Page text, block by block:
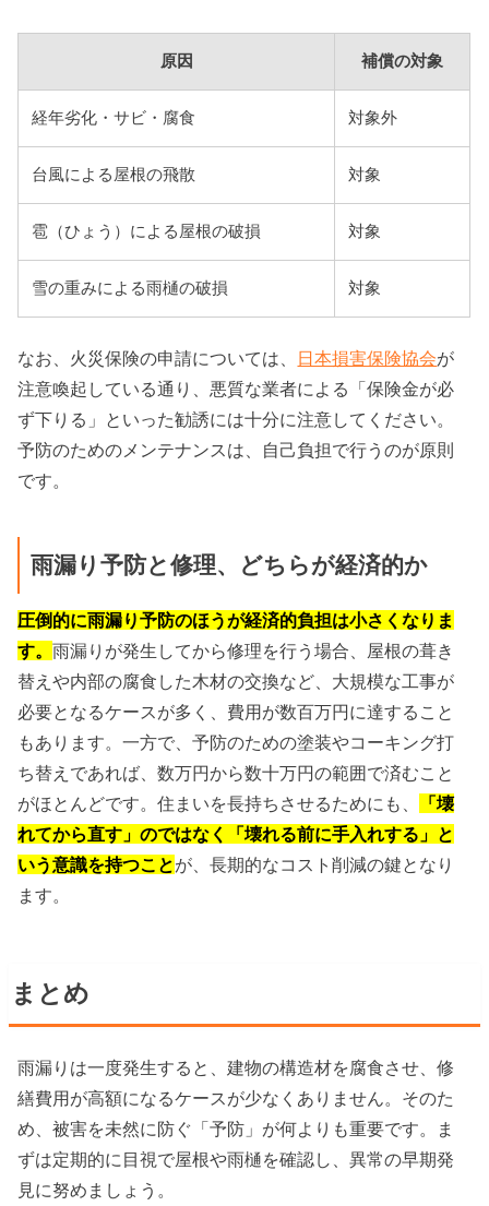
原因 補償の対象
経年劣化・サビ・腐食 対象外
台風による屋根の飛散 対象
雹（ひょう）による屋根の破損 対象
雪の重みによる雨樋の破損 対象
なお、火災保険の申請については、 日本損害保険協会が
注意喚起している通り、悪質な業者による「保険金が必
ず下りる」といった勧誘には十分に注意してください。
予防のためのメンテナンスは、自己負担で行うのが原則
です。
雨漏り予防と修理、どちらが経済的か
圧倒的に雨漏り予防のほうが経済的負担は小さくなりま
す。雨漏りが発生してから修理を行う場合、屋根の葺き
替えや内部の腐食した木材の交換など、大規模な工事が
必要となるケースが多く、費用が数百万円に達すること
もあります。一方で、予防のための塗装やコーキング打
ち替えであれば、数万円から数十万円の範囲で済むこと
がほとんどです。住まいを長持ちさせるためにも、
「壊
れてから直す」のではなく「壊れる前に手入れする」と
いう意識を持つことが、長期的なコスト削減の鍵となり
ます。
まとめ
雨漏りは一度発生すると、建物の構造材を腐食させ、修
繕費用が高額になるケースが少なくありません。そのた
め、被害を未然に防ぐ「予防」が何よりも重要です。ま
ずは定期的に目視で屋根や雨樋を確認し、異常の早期発
見に努めましょう。